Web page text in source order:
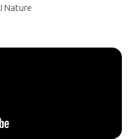
Nature